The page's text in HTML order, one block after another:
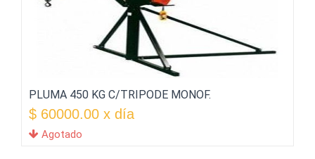
PLUMA 450 KG C/TRIPODE MONOF.
$ 60000.00 x día
Agotado